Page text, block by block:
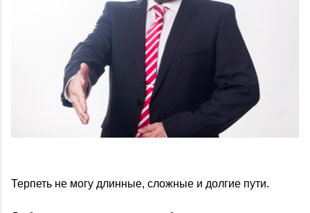
Терпеть не могу длинные, сложные и долгие пути.